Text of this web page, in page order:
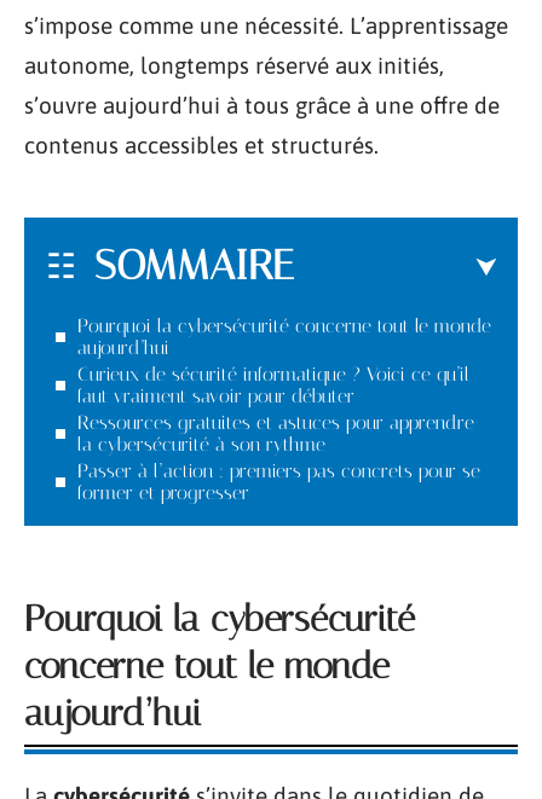
s’impose comme une nécessité. L’apprentissage
autonome, longtemps réservé aux initiés,
s’ouvre aujourd’hui à tous grâce à une offre de
contenus accessibles et structurés.
SOMMAIRE
Pourquoi la cybersécurité concerne tout le monde
aujourd’hui
Curieux de sécurité informatique ? Voici ce qu’il
faut vraiment savoir pour débuter
Ressources gratuites et astuces pour apprendre
la cybersécurité à son rythme
Passer à l’action : premiers pas concrets pour se
former et progresser
Pourquoi la cybersécurité
concerne tout le monde
aujourd’hui